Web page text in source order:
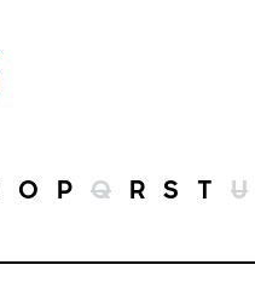
O P Q R S T U